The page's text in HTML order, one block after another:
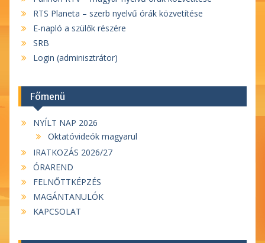
RTS Planeta – szerb nyelvű órák közvetítése
E-napló a szülők részére
SRB
Login (adminisztrátor)
Főmenü
NYÍLT NAP 2026
Oktatóvideók magyarul
IRATKOZÁS 2026/27
ÓRAREND
FELNŐTTKÉPZÉS
MAGÁNTANULÓK
KAPCSOLAT